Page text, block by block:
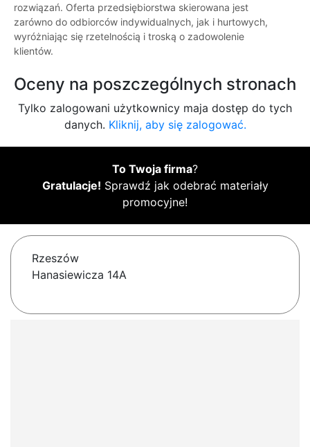
rozwiązań. Oferta przedsiębiorstwa skierowana jest
zarówno do odbiorców indywidualnych, jak i hurtowych,
wyróżniając się rzetelnością i troską o zadowolenie
klientów.
Oceny na poszczególnych stronach
Tylko zalogowani użytkownicy maja dostęp do tych
danych. Kliknij, aby się zalogować.
To Twoja firma?
Gratulacje! Sprawdź jak odebrać materiały
promocyjne!
Rzeszów
Hanasiewicza 14A